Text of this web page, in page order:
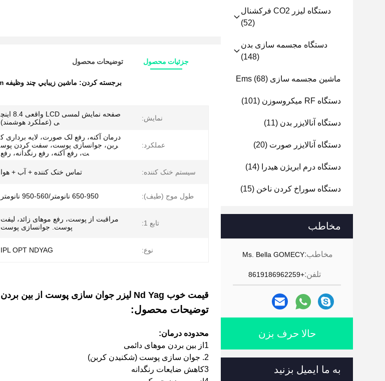
دستگاه لیزر CO2 فرکشنال
(52)
دستگاه مجسمه سازی بدن
(148)
ماشین مجسمه سازی Ems (68)
دستگاه RF میکروسوزن (101)
دستگاه آنالایزر بدن (11)
دستگاه آنالایزر صورت (20)
دستگاه درم ابریژن هیدرا (14)
دستگاه سوراخ کردن ناخن (15)
مخاطب
مخاطب:Ms. Bella GOMECY
تلفن:+8619186962259
حالا حرف بزن
به ما ایمیل بزنید
جزئیات محصول توضیحات محصول
برجسته کردن: ماشين زيبايي چند وظيفه 560nm ليزري,ماشين زيبايي چند وظيفه اي با ليزر 950nm,دستگاه لیزر M22 OPT
نمايش:
صفحه نمایش لمسی LCD واقعی 8.4 اینچ
ی (عملکرد هوشمند)
عملکرد:
درمان آکنه، رفع لک صورت، لایه برداری ک
ربن، جوانسازی پوست، سفت کردن پوس
ت، رفع آکنه، رفع رنگدانه، رفع
سیستم خنک کننده: تماس خنک کننده + آب + هوا
طول موج (طیف): 650-950 نانومتر/560-950 نانومتر
تابع 1:
مراقبت از پوست، رفع موهای زائد، لیفت
پوست. جوانسازی پوست
نوع: IPL OPT NDYAG
قیمت خوب Nd Yag لیزر جوان سازی پوست از بین بردن موهای چند منظوره Opt M22 Opt Ipl Opt
توضیحات محصول:
محدوده درمان:
1از بین بردن موهای دائمی
2. جوان سازی پوست (شکنیدن کربن)
3کاهش ضایعات رنگدانه